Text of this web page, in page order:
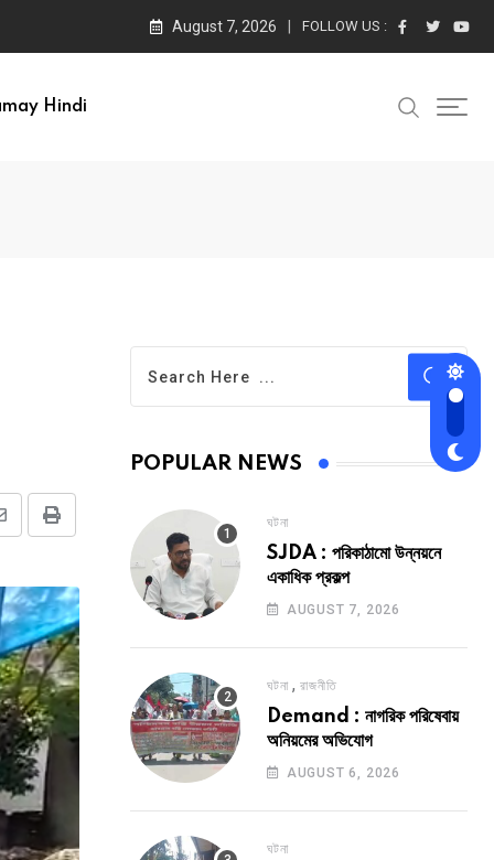
August 7, 2026 FOLLOW US :
Hindi
Print
POPULAR NEWS
ঘটনা
SJDA : পরিকাঠামো উন্নয়নে
একাধিক প্রকল্প
AUGUST 7, 2026
ঘটনা ,রাজনীতি
Demand : নাগরিক পরিষেবায়
অনিয়মের অভিযোগ
AUGUST 6, 2026
ঘটনা